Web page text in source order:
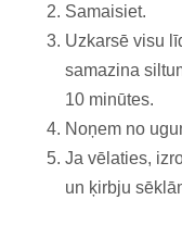
Samaisiet.
Uzkarsē visu
samazina
10 minūtes.
Noņem no
Ja vēlaties,
un ķirbju